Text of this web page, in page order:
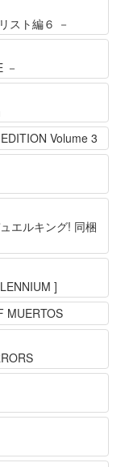
スト編６ －
－
Volume 3
エルキング! 同梱
]
MUERTOS